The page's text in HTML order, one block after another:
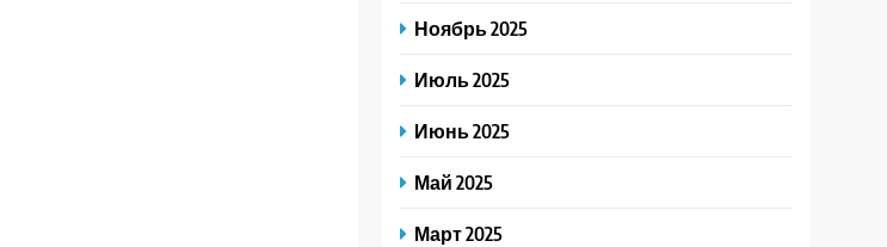
Ноябрь 2025
Июль 2025
Июнь 2025
Май 2025
Март 2025